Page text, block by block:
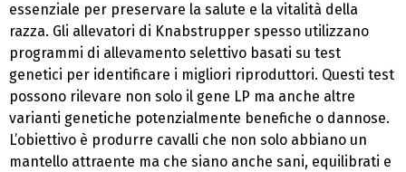
essenziale per preservare la salute e la vitalità della
razza. Gli allevatori di Knabstrupper spesso utilizzano
programmi di allevamento selettivo basati su test
genetici per identificare i migliori riproduttori. Questi test
possono rilevare non solo il gene LP ma anche altre
varianti genetiche potenzialmente benefiche o dannose.
L’obiettivo è produrre cavalli che non solo abbiano un
mantello attraente ma che siano anche sani, equilibrati e